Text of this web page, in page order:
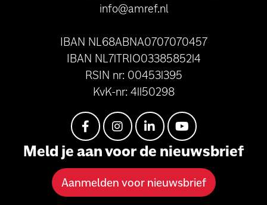
info@amref.nl
IBAN NL68ABNA0707070457
IBAN NL71TRIO0338585214
RSIN nr: 004531395
KvK-nr: 41150298
Meld je aan voor de nieuwsbrief
Aanmelden voor nieuwsbrief